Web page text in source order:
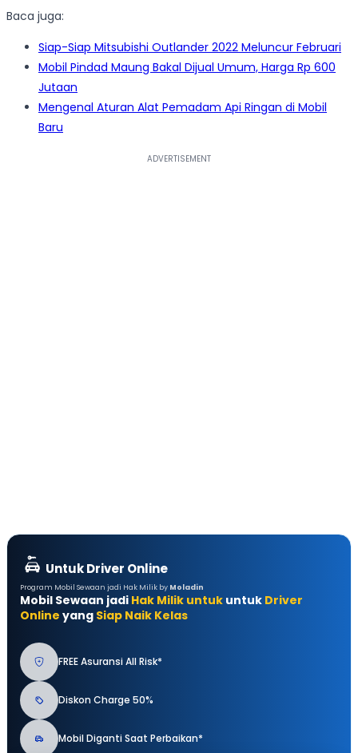
Baca juga:
Siap-Siap Mitsubishi Outlander 2022 Meluncur Februari
Mobil Pindad Maung Bakal Dijual Umum, Harga Rp 600
Jutaan
Mengenal Aturan Alat Pemadam Api Ringan di Mobil
Baru
Untuk Driver Online
Program Mobil Sewaan jadi Hak Milik by Moladin
Mobil Sewaan jadi Hak Milik untuk untuk Driver
Online yang Siap Naik Kelas
FREE Asuransi All Risk*
Diskon Charge 50%
Mobil Diganti Saat Perbaikan*